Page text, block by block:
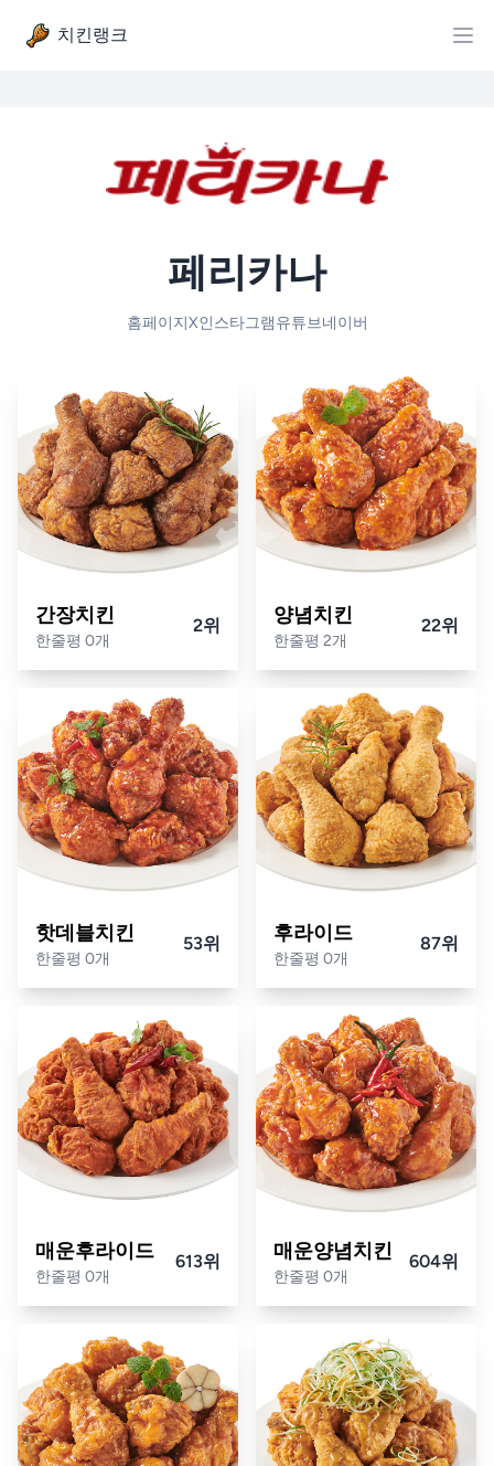
치킨랭크
페리카나
홈페이지X인스타그램유튜브네이버
간장치킨
한줄평 0개
2위 양념치킨
한줄평 2개
22위
핫데블치킨
한줄평 0개
53위 후라이드
한줄평 0개
87위
매운후라이드
한줄평 0개
613위 매운양념치킨
한줄평 0개
604위